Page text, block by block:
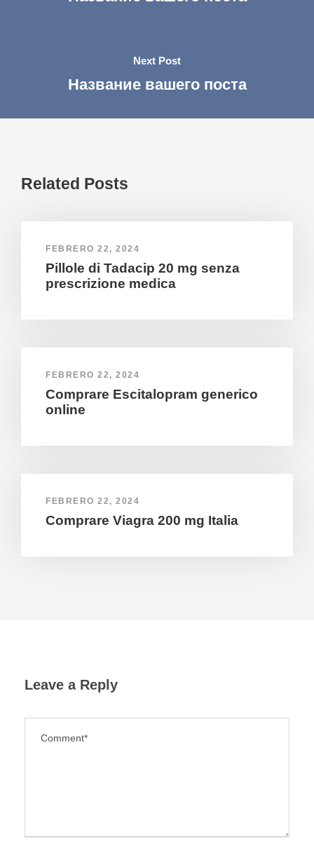
Next Post
Название вашего поста
Related Posts
FEBRERO 22, 2024
Pillole di Tadacip 20 mg senza
prescrizione medica
FEBRERO 22, 2024
Comprare Escitalopram generico
online
FEBRERO 22, 2024
Comprare Viagra 200 mg Italia
Leave a Reply